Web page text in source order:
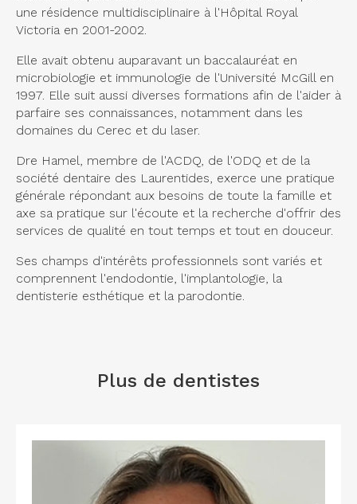
une résidence multidisciplinaire à l'Hôpital Royal
Victoria en 2001-2002.
Elle avait obtenu auparavant un baccalauréat en
microbiologie et immunologie de l'Université McGill en
1997. Elle suit aussi diverses formations afin de l'aider à
parfaire ses connaissances, notamment dans les
domaines du Cerec et du laser.
Dre Hamel, membre de l'ACDQ, de l'ODQ et de la
société dentaire des Laurentides, exerce une pratique
générale répondant aux besoins de toute la famille et
axe sa pratique sur l'écoute et la recherche d'offrir des
services de qualité en tout temps et tout en douceur.
Ses champs d'intérêts professionnels sont variés et
comprennent l'endodontie, l'implantologie, la
dentisterie esthétique et la parodontie.
Plus de dentistes